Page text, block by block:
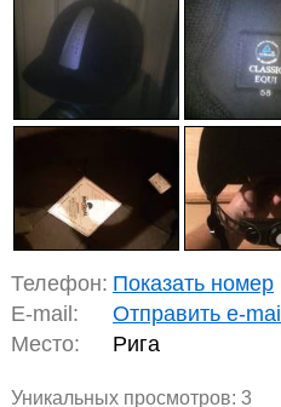
Телефон: Показать номер
E-mail:
Отправить e-mail
Место:
Рига
Уникальных просмотров: 3